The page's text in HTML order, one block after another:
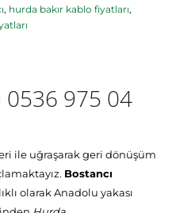
, hurda bakır kablo fiyatları,
0536 975 04
ile uğraşarak geri dönüşüm
Bostancı
olarak Anadolu yakası